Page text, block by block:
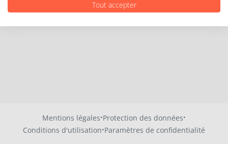
Mentions légales·Protection des données·
Conditions d'utilisation·Paramètres de confidentialité
Tout accepter